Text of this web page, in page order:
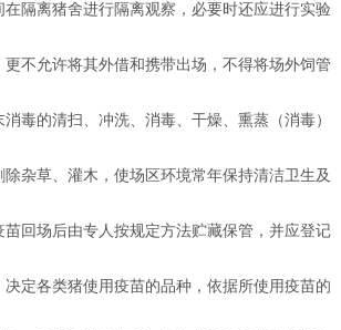
隔离猪舍进行隔离观察，必要时还应进行实验
不允许将其外借和携带出场，不得将场外饲管
的清扫、冲洗、消毒、干燥、熏蒸（消毒）
杂草、灌木，使场区环境常年保持清洁卫生及
回场后由专人按规定方法贮藏保管，并应登记
定各类猪使用疫苗的品种，依据所使用疫苗的